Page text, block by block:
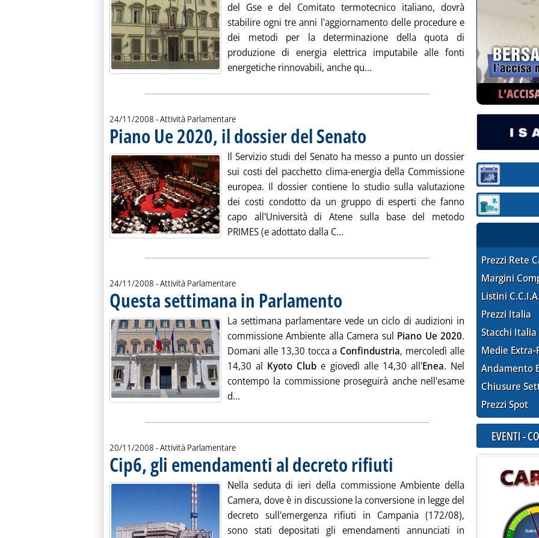
del Gse e del Comitato termotecnico italiano, dovrà
stabilire ogni tre anni l'aggiornamento delle procedure e
dei metodi per la determinazione della quota di
produzione di energia elettrica imputabile alle fonti
energetiche rinnovabili, anche qu... Leggi tutta la notizia: 'Quota
24/11/2008 - Attività Parlamentare
Piano Ue 2020, il dossier del Senato
Il Servizio studi del Senato ha messo a punto un dossier
sui costi del pacchetto clima-energia della Commissione
europea. Il dossier contiene lo studio sulla valutazione
dei costi condotto da un gruppo di esperti che fanno
capo all'Università di Atene sulla base del metodo
PRIMES (e adottato dalla C... Leggi tutta la notizia: 'Piano Ue 2020, il
24/11/2008 - Attività Parlamentare
Questa settimana in Parlamento . Pubblicata lunedì 24 novembre 2008 alle 14.34.
La settimana parlamentare vede un ciclo di audizioni in
commissione Ambiente alla Camera sul Piano Ue 2020.
Domani alle 13,30 tocca a Confindustria, mercoledì alle
14,30 al Kyoto Club e giovedì alle 14,30 all'Enea. Nel
contempo la commissione proseguirà anche nell'esame
d...
20/11/2008 - Attività Parlamentare
Cip6, gli emendamenti al decreto rifiuti . Pubblicata giovedì 20 novembre 2008 alle 15.9.
Nella seduta di ieri della commissione Ambiente della
Camera, dove è in discussione la conversione in legge del
decreto sull'emergenza rifiuti in Campania (172/08),
sono stati depositati gli emendamenti annunciati in
Sezione:
Sezione:
Prezzi Rete
Margini
Listini
Prezzi Italia
Stacchi Italia
Medie Extra-
Andamento
Chiusure
Prezzi Spot
EVENTI -